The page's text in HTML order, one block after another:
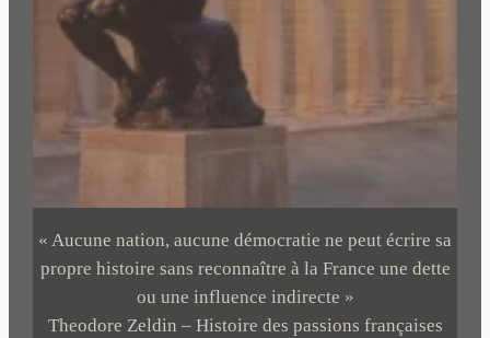
« Aucune nation, aucune démocratie ne peut écrire sa
propre histoire sans reconnaître à la France une dette
ou une influence indirecte »
Theodore Zeldin – Histoire des passions françaises